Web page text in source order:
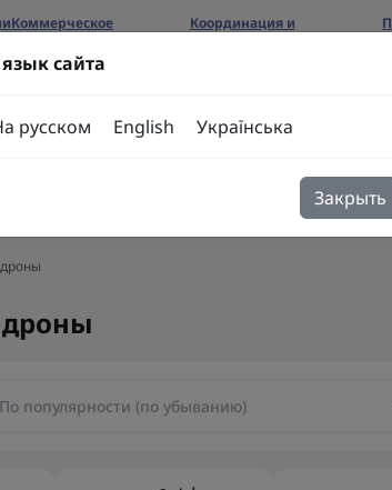
Коммерческое
Координация и
сайта
русском English Українська
Закрыть